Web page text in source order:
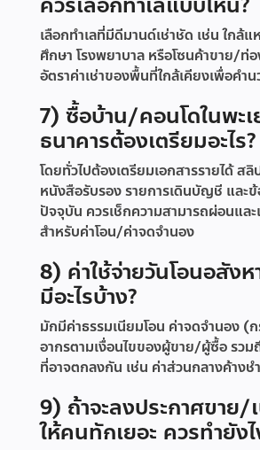
เลือกทำเลที่มีดีมานด์เช่าชัด เช่น ใกล้
ศึกษา โรงพยาบาล หรือโซนค้าขาย/ท่
อัตราค่าเช่าของพื้นที่ใกล้เคียงเพื่อค
7) ซื้อบ้าน/คอนโดในพะเ
ธนาคารต้องเตรียมอะไร?
โดยทั่วไปต้องเตรียมเอกสารรายได้ ส
หนังสือรับรอง รายการเดินบัญชี และ
ปัจจุบัน ควรเช็กความสามารถผ่อนและ
สำหรับค่าโอน/ค่าจดจำนอง
8) ค่าใช้จ่ายวันโอนอสังห
มีอะไรบ้าง?
มักมีค่าธรรมเนียมโอน ค่าจดจำนอง (
อากรตามเงื่อนไขของผู้ขาย/ผู้ซื้อ รวม
ที่อาจตกลงกัน เช่น ค่าส่วนกลางค้างช
9) ถ้าจะลงประกาศขาย/เ
ให้คนทักเยอะ ควรทำยัง